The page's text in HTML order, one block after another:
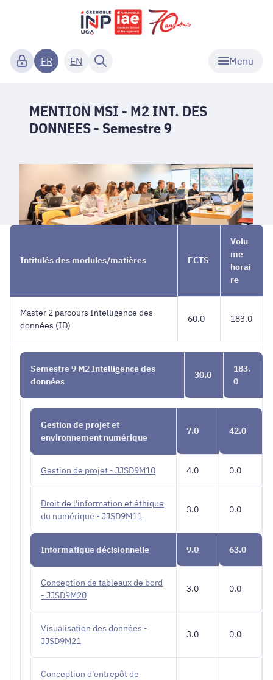
Menu
FR EN
MENTION MSI - M2 INT. DES
DONNEES - Semestre 9
1 et 2
INT. DES 9
Intitulés des modules/matières ECTS
Volu
me
horai
re
Master 2 parcours Intelligence des
données (ID)
60.0 183.0
Semestre 9 M2 Intelligence des
données
30.0
183.
0
Gestion de projet et
environnement numérique
7.0 42.0
Gestion de projet - JJSD9M10 4.0 0.0
Droit de l'information et éthique
du numérique - JJSD9M11
3.0 0.0
Informatique décisionnelle 9.0 63.0
Conception de tableaux de bord
- JJSD9M20
3.0 0.0
Visualisation des données -
JJSD9M21
3.0 0.0
Conception d'entrepôt de